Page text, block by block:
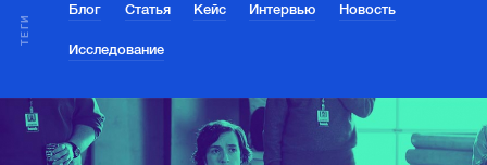
ТЕГИ
Блог Статья Кейс Интервью Новость
Исследование